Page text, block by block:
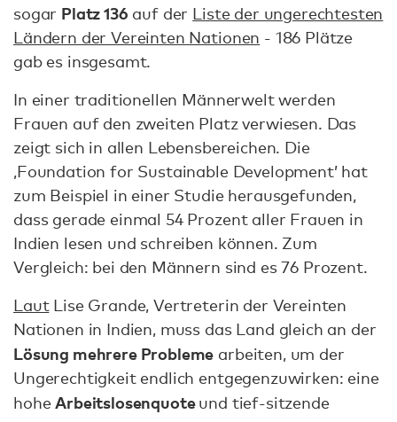
sogar Platz 136 auf der Liste der ungerechtesten
Ländern der Vereinten Nationen - 186 Plätze
gab es insgesamt.
In einer traditionellen Männerwelt werden
Frauen auf den zweiten Platz verwiesen. Das
zeigt sich in allen Lebensbereichen. Die
‚Foundation for Sustainable Development’ hat
zum Beispiel in einer Studie herausgefunden,
dass gerade einmal 54 Prozent aller Frauen in
Indien lesen und schreiben können. Zum
Vergleich: bei den Männern sind es 76 Prozent.
LautLise Grande, Vertreterin der Vereinten
Nationen in Indien, muss das Land gleich an der
Lösung mehrere Probleme arbeiten, um der
Ungerechtigkeit endlich entgegenzuwirken: eine
hoheArbeitslosenquoteund tief-sitzende